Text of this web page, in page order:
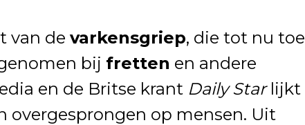
van de varkensgriep, die tot nu toe
bij fretten en andere
en de Britse krant Daily Starlijkt
overgesprongen op mensen. Uit